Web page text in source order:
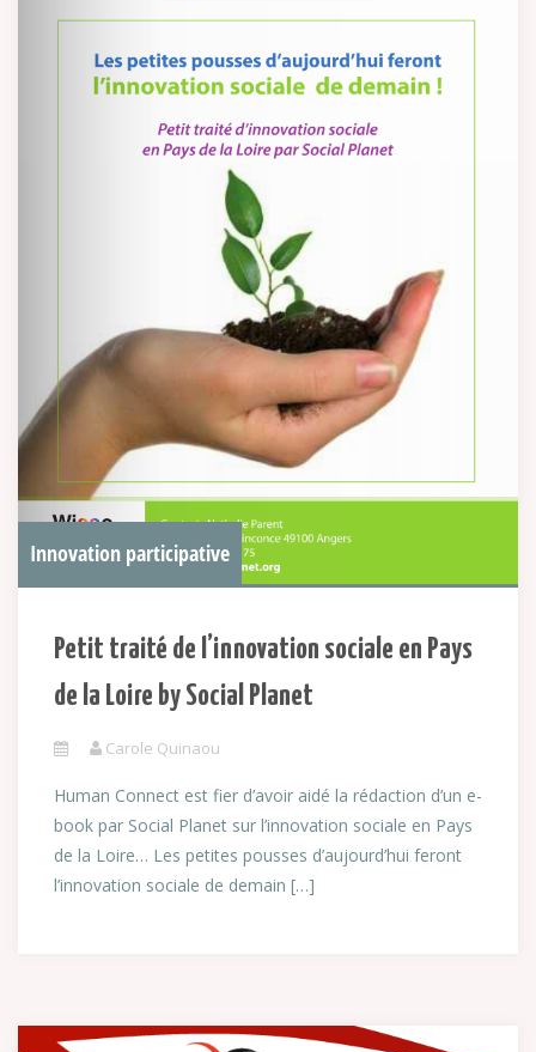
Innovation participative
Petit traité de l’innovation sociale en Pays
de la Loire by Social Planet
Carole Quinaou
Human Connect est fier d’avoir aidé la rédaction d’un e-
book par Social Planet sur l’innovation sociale en Pays
de la Loire… Les petites pousses d’aujourd’hui feront
l’innovation sociale de demain […]